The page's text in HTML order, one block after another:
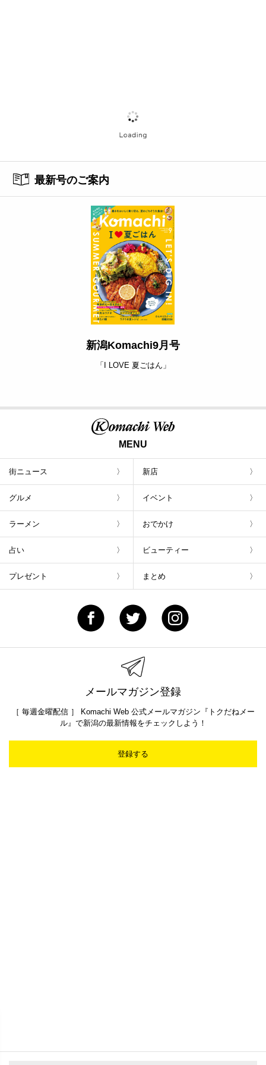
最新号のご案内
新潟Komachi9月号
「I LOVE 夏ごはん」
MENU
街ニュース 新店
グルメ イベント
ラーメン おでかけ
占い ビューティー
プレゼント まとめ
メールマガジン登録
［ 毎週金曜配信 ］ Komachi Web 公式メールマガジン『トクだねメー
ル』で新潟の最新情報をチェックしよう！
登録する